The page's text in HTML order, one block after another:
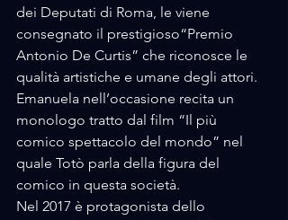
dei Deputati di Roma, le viene
consegnato il prestigioso“Premio
Antonio De Curtis” che riconosce le
qualità artistiche e umane degli attori.
Emanuela nell’occasione recita un
monologo tratto dal film “Il più
comico spettacolo del mondo” nel
quale Totò parla della figura del
comico in questa società.
Nel 2017 è protagonista dello